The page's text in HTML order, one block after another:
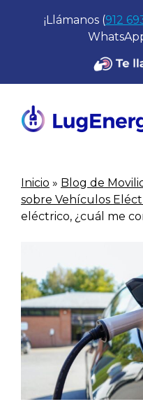
¡Llámanos (912
Inicio » Blog de
sobre Vehículos
eléctrico, ¿cuál me